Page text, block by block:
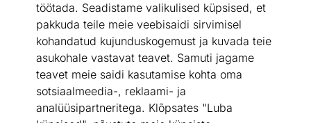
töötada. Seadistame valikulised küpsised, et
pakkuda teile meie veebisaidi sirvimisel
kohandatud kujunduskogemust ja kuvada teie
asukohale vastavat teavet. Samuti jagame
teavet meie saidi kasutamise kohta oma
sotsiaalmeedia-, reklaami- ja
analüüsipartneritega. Klõpsates "Luba